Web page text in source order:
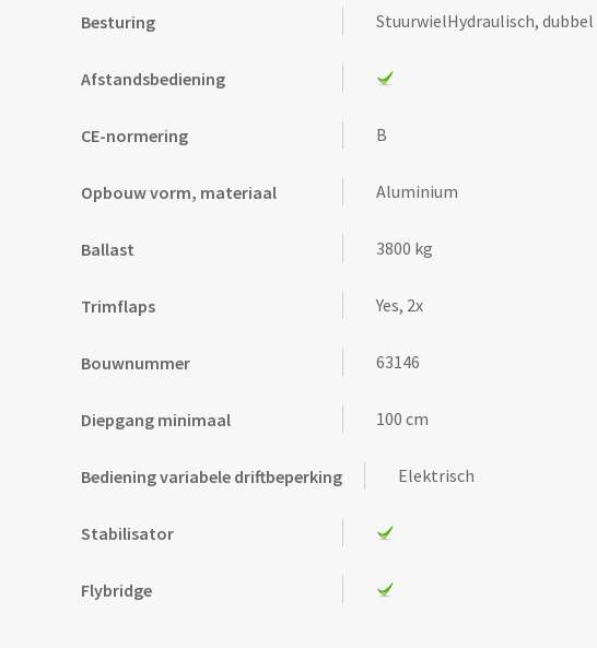
Besturing StuurwielHydraulisch, dubbel
Afstandsbediening
CE-normering B
Opbouw vorm, materiaal Aluminium
Ballast 3800 kg
Trimflaps Yes, 2x
Bouwnummer 63146
Diepgang minimaal 100 cm
Bediening variabele driftbeperking Elektrisch
Stabilisator
Flybridge